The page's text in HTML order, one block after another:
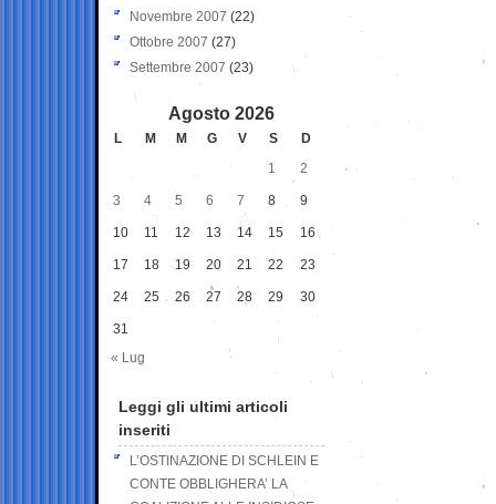
Novembre 2007 (22)
Ottobre 2007 (27)
Settembre 2007 (23)
Agosto 2026
L M M G V S
D
1
2
3 4 5 6 7 8 9
10 11 12 13 14 15 16
17 18 19 20 21 22 23
24 25 26 27 28 29 30
31
« Lug
Leggi gli ultimi articoli
inseriti
L’OSTINAZIONE DI SCHLEIN E
CONTE OBBLIGHERA’ LA